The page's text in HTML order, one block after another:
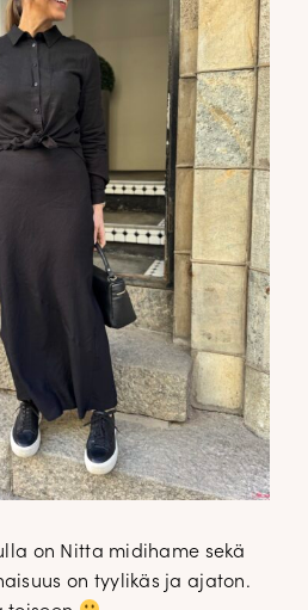
on Nitta midihame sekä
on tyylikäs ja ajaton.